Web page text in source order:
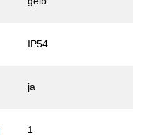
IP54
ja
1